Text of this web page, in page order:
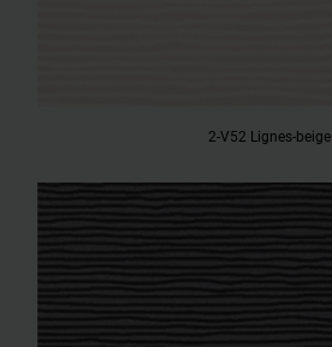
2-V52 Lignes-beige